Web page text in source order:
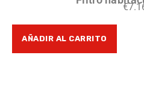
€
AÑADIR AL CARRITO